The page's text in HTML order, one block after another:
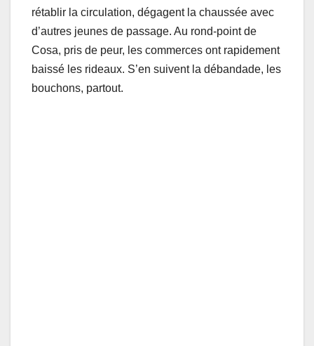
rétablir la circulation, dégagent la chaussée avec
d’autres jeunes de passage. Au rond-point de
Cosa, pris de peur, les commerces ont rapidement
baissé les rideaux. S’en suivent la débandade, les
bouchons, partout.